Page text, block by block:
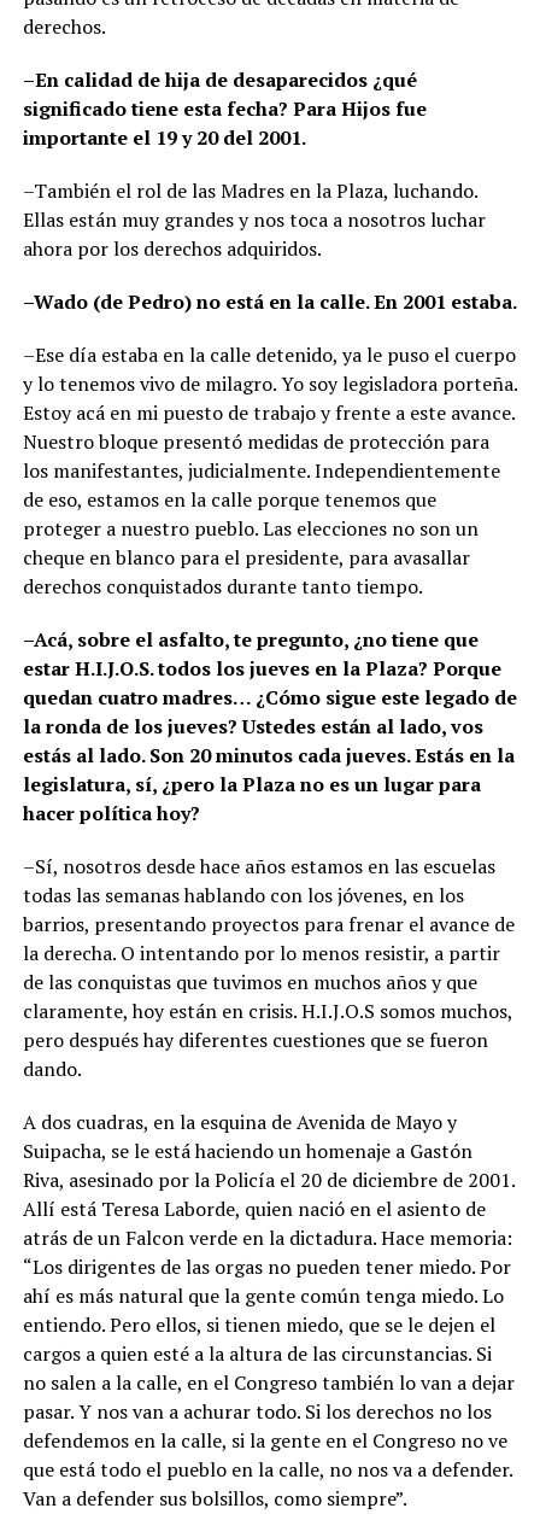
derechos.
–En calidad de hija de desaparecidos ¿qué
significado tiene esta fecha? Para Hijos fue
importante el 19 y 20 del 2001.
–También el rol de las Madres en la Plaza, luchando.
Ellas están muy grandes y nos toca a nosotros luchar
ahora por los derechos adquiridos.
–Wado (de Pedro) no está en la calle. En 2001 estaba.
–Ese día estaba en la calle detenido, ya le puso el cuerpo
y lo tenemos vivo de milagro. Yo soy legisladora porteña.
Estoy acá en mi puesto de trabajo y frente a este avance.
Nuestro bloque presentó medidas de protección para
los manifestantes, judicialmente. Independientemente
de eso, estamos en la calle porque tenemos que
proteger a nuestro pueblo. Las elecciones no son un
cheque en blanco para el presidente, para avasallar
derechos conquistados durante tanto tiempo.
–Acá, sobre el asfalto, te pregunto, ¿no tiene que
estar H.I.J.O.S. todos los jueves en la Plaza? Porque
quedan cuatro madres… ¿Cómo sigue este legado de
la ronda de los jueves? Ustedes están al lado, vos
estás al lado. Son 20 minutos cada jueves. Estás en la
legislatura, sí, ¿pero la Plaza no es un lugar para
hacer política hoy?
–Sí, nosotros desde hace años estamos en las escuelas
todas las semanas hablando con los jóvenes, en los
barrios, presentando proyectos para frenar el avance de
la derecha. O intentando por lo menos resistir, a partir
de las conquistas que tuvimos en muchos años y que
claramente, hoy están en crisis. H.I.J.O.S somos muchos,
pero después hay diferentes cuestiones que se fueron
dando.
A dos cuadras, en la esquina de Avenida de Mayo y
Suipacha, se le está haciendo un homenaje a Gastón
Riva, asesinado por la Policía el 20 de diciembre de 2001.
Allí está Teresa Laborde, quien nació en el asiento de
atrás de un Falcon verde en la dictadura. Hace memoria:
“Los dirigentes de las orgas no pueden tener miedo. Por
ahí es más natural que la gente común tenga miedo. Lo
entiendo. Pero ellos, si tienen miedo, que se le dejen el
cargos a quien esté a la altura de las circunstancias. Si
no salen a la calle, en el Congreso también lo van a dejar
pasar. Y nos van a achurar todo. Si los derechos no los
defendemos en la calle, si la gente en el Congreso no ve
que está todo el pueblo en la calle, no nos va a defender.
Van a defender sus bolsillos, como siempre”.